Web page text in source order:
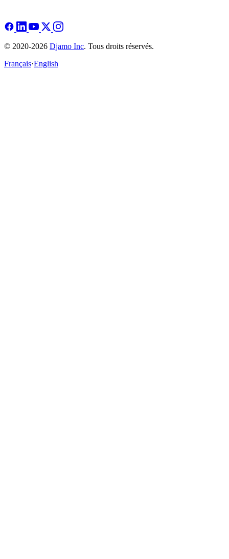
© 2020-2026 Djamo Inc. Tous droits réservés.
Français·English